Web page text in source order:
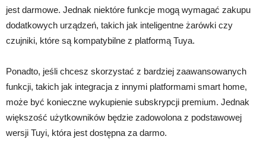
jest darmowe. Jednak niektóre funkcje mogą wymagać zakupu
dodatkowych urządzeń, takich jak inteligentne żarówki czy
czujniki, które są kompatybilne z platformą Tuya.
Ponadto, jeśli chcesz skorzystać z bardziej zaawansowanych
funkcji, takich jak integracja z innymi platformami smart home,
może być konieczne wykupienie subskrypcji premium. Jednak
większość użytkowników będzie zadowolona z podstawowej
wersji Tuyi, która jest dostępna za darmo.